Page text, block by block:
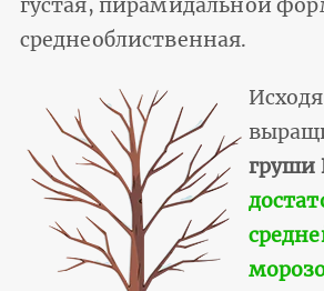
густая, пирамидальной
среднеоблиственная.
груши